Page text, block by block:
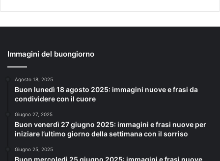
Immagini del buongiorno
Agosto 18, 2025
Buon lunedì 18 agosto 2025: immagini nuove e frasi da
condividere con il cuore
Giugno 27, 2025
Buon venerdì 27 giugno 2025: immagini e frasi nuove per
iniziare l’ultimo giorno della settimana con il sorriso
Giugno 25, 2025
Buon mercoledì 25 giugno 2025: immagini e frasi nuove